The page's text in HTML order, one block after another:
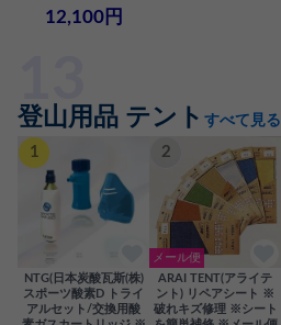
12,100円
登山用品 テント すべて見る
1
NTG(日本炭酸瓦斯(株)
スポーツ酸素D トライ
アルセット/交換用酸
2
メール便
ARAI TENT(アライテ
ント) リペアシート ※
破れキズ修理 ※シート